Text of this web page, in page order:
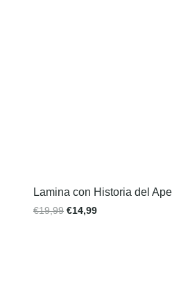
Lamina con Historia del
€19,99 €14,99